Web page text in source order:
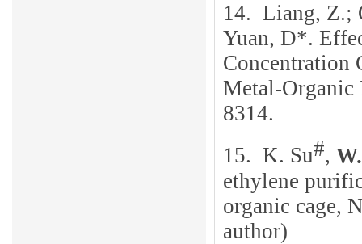
14. Liang, Z.;
Yuan, D*.
Concentration
Metal-Organic
8314.
15. K. Su#,
ethylene
organic cage,
author)